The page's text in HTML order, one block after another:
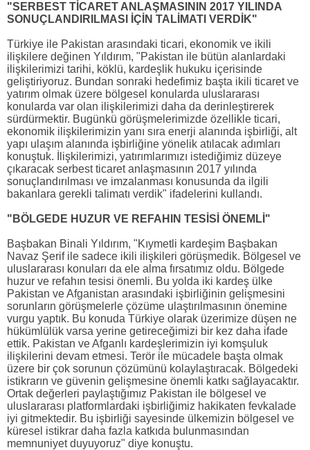
"SERBEST TİCARET ANLAŞMASININ 2017 YILINDA
SONUÇLANDIRILMASI İÇİN TALİMATI VERDİK"
Türkiye ile Pakistan arasındaki ticari, ekonomik ve ikili
ilişkilere değinen Yıldırım, "Pakistan ile bütün alanlardaki
ilişkilerimizi tarihi, köklü, kardeşlik hukuku içerisinde
geliştiriyoruz. Bundan sonraki hedefimiz başta ikili ticaret ve
yatırım olmak üzere bölgesel konularda uluslararası
konularda var olan ilişkilerimizi daha da derinleştirerek
sürdürmektir. Bugünkü görüşmelerimizde özellikle ticari,
ekonomik ilişkilerimizin yanı sıra enerji alanında işbirliği, alt
yapı ulaşım alanında işbirliğine yönelik atılacak adımları
konuştuk. İlişkilerimizi, yatırımlarımızı istediğimiz düzeye
çıkaracak serbest ticaret anlaşmasının 2017 yılında
sonuçlandırılması ve imzalanması konusunda da ilgili
bakanlara gerekli talimatı verdik" ifadelerini kullandı.
"BÖLGEDE HUZUR VE REFAHIN TESİSİ ÖNEMLİ"
Başbakan Binali Yıldırım, "Kıymetli kardeşim Başbakan
Navaz Şerif ile sadece ikili ilişkileri görüşmedik. Bölgesel ve
uluslararası konuları da ele alma fırsatımız oldu. Bölgede
huzur ve refahın tesisi önemli. Bu yolda iki kardeş ülke
Pakistan ve Afganistan arasındaki işbirliğinin gelişmesini
sorunların görüşmelerle çözüme ulaştırılmasının önemine
vurgu yaptık. Bu konuda Türkiye olarak üzerimize düşen ne
hükümlülük varsa yerine getireceğimizi bir kez daha ifade
ettik. Pakistan ve Afganlı kardeşlerimizin iyi komşuluk
ilişkilerini devam etmesi. Terör ile mücadele başta olmak
üzere bir çok sorunun çözümünü kolaylaştıracak. Bölgedeki
istikrarın ve güvenin gelişmesine önemli katkı sağlayacaktır.
Ortak değerleri paylaştığımız Pakistan ile bölgesel ve
uluslararası platformlardaki işbirliğimiz hakikaten fevkalade
iyi gitmektedir. Bu işbirliği sayesinde ülkemizin bölgesel ve
küresel istikrar daha fazla katkıda bulunmasından
memnuniyet duyuyoruz" diye konuştu.